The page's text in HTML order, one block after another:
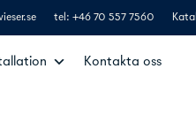
tel: +46 70 557 7560
Kontakta oss